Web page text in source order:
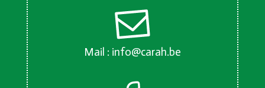
Mail : info@carah.be